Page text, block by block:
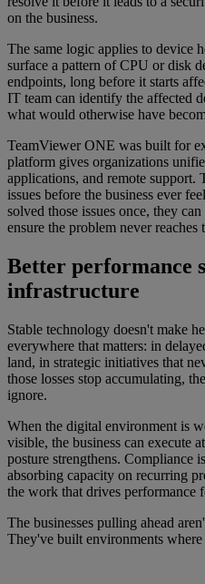
on the business.
The same logic applies to device
surface a pattern of CPU or disk
endpoints, long before it starts
IT team can identify the affected
what would otherwise have
TeamViewer ONE was built for
platform gives organizations
applications, and remote support.
issues before the business ever
solved those issues once, they
ensure the problem never reaches
Better performance
infrastructure
Stable technology doesn't make
everywhere that matters: in
land, in strategic initiatives that
those losses stop accumulating,
ignore.
When the digital environment is
visible, the business can execute
posture strengthens. Compliance
absorbing capacity on recurring
the work that drives performance
The businesses pulling ahead
They've built environments